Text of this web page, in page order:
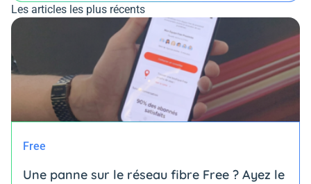
Les articles les plus récents
Free
Une panne sur le réseau fibre Free ? Ayez le